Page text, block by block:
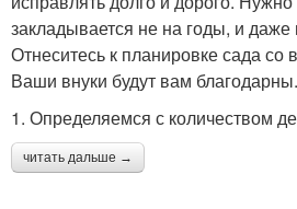
закладывается не на годы, и даже
Отнеситесь к планировке сада со
Ваши внуки будут вам благодарны.
1. Определяемся с количеством
читать дальше →